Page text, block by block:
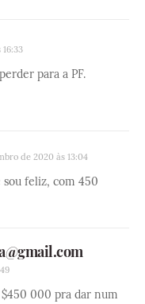
para a PF.
de 2020 às 13:04
feliz, com 450
000 pra dar num